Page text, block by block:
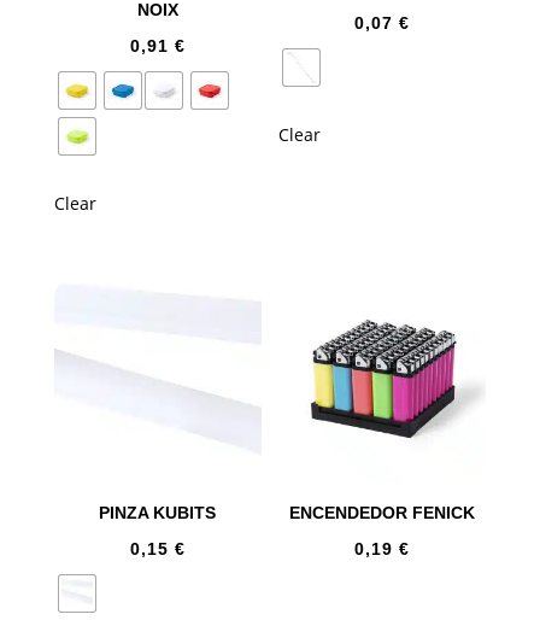
NOIX
0,91 €
Clear
0,07€
Clear
PINZA KUBITS
0,15 €
ENCENDEDOR FENICK
0,19€